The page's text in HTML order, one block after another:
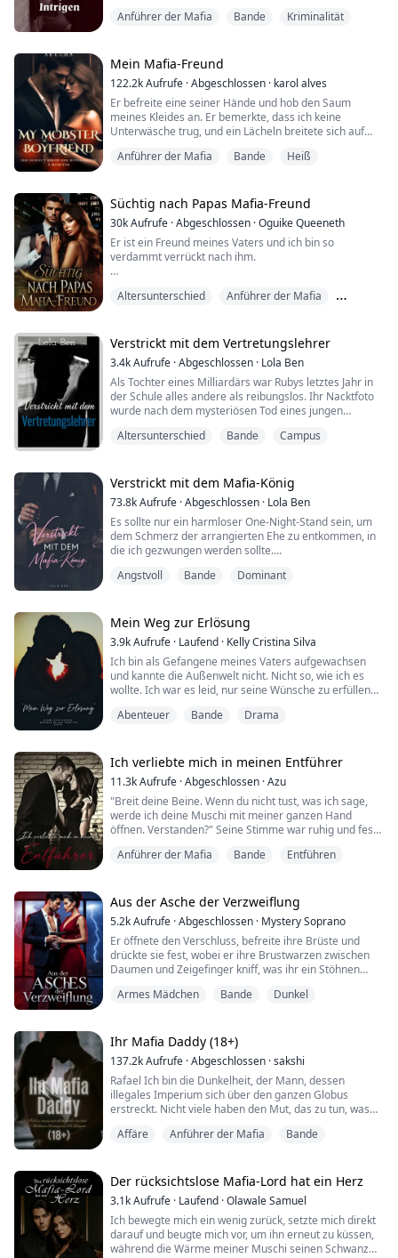
darüber haben, wie ihr Vater gestorben ist. Und auch,
Anziehungskraft zwischen den beiden. Er kann nicht
widerstehen. In dem Moment, in dem er sie will, ka...
Anführer der Mafia Bande Kriminalität
Mein Mafia-Freund
122.2kAufrufe ·Abgeschlossen · karol alves
Er befreite eine seiner Hände und hob den Saum
meines Kleides an. Er bemerkte, dass ich keine
Unterwäsche trug, und ein Lächeln breitete sich auf
"Wow, das macht es ja einfach!"
Plötzlich wurde die Tür mit einem lauten Knall auf den
Boden geschlagen, und ein großer, kräftiger Mann, der
größer als Denver war, betrat den Raum. Meine Sicht
war durch T...
Anführer der Mafia Bande Heiß
Süchtig nach Papas Mafia-Freund
30kAufrufe ·Abgeschlossen ·Oguike Queeneth
Er ist ein Freund meines Vaters und ich bin so
verdammt verrückt nach ihm.
Muschi berührt?“ fragte er und zog meinen Kopf
„Worte,“ befahl er, die Macht in seiner Stimme ließ
meine Muschi erzittern.
„Bitte, ich brauche, dass du meine Muschi mit deinem
Schwanz füllst.“ f...
Altersunterschied
Anführer der Mafia
Verstrickt mit dem Vertretungslehrer
3.4kAufrufe ·Abgeschlossen · Lola Ben
Als Tochter eines Milliardärs war Rubys letztes Jahr in
der Schule alles andere als reibungslos. Ihr Nacktfoto
wurde nach dem mysteriösen Tod eines jungen
Ruby versuchte, die Wahrheit hinter allem
Sie ahnte nicht, dass sie sich nicht nur auf eine intime
Bezi...
Altersunterschied Bande Campus
Verstrickt mit dem Mafia-König
73.8kAufrufe ·Abgeschlossen · Lola Ben
Es sollte nur ein harmloser One-Night-Stand sein, um
dem Schmerz der arrangierten Ehe zu entkommen, in
die ich gezwungen werden sollte.
Was könnte schon schiefgehen?
Moment, das ist noch nicht alles?
Der Mann, mit dem ich die eine Nacht verbracht habe
und dessen Baby ich jetzt erwarte, ist in der Mafia?
Verdammt...
Angstvoll Bande Dominant
Mein Weg zur Erlösung
3.9kAufrufe · Laufend · Kelly Cristina Silva
Ich bin als Gefangene meines Vaters aufgewachsen
und kannte die Außenwelt nicht. Nicht so, wie ich es
wollte. Ich war es leid, nur seine Wünsche zu erfüllen
mir am meisten wünsche, ist frei zu sein, zu leben und
Jordan, er war anders und auf den ersten Blick gewann
er mein Herz. Er wur...
Abenteuer Bande Drama
Ich verliebte mich in meinen Entführer
11.3kAufrufe ·Abgeschlossen ·Azu
"Breit deine Beine. Wenn du nicht tust, was ich sage,
werde ich deine Muschi mit meiner ganzen Hand
öffnen. Verstanden?" Seine Stimme war ruhig und fest.
Ich wimmerte laut, aber nickte.
will. Wirst du ein gutes Mädchen sein?" Seine Stimme
war wieder kalt.
"Ja." flüsterte ich, während ich die Zähne
zusammenbiss und es schaffte, meine Hände in...
Anführer der Mafia Bande Entführen
Aus der Asche der Verzweiflung
5.2kAufrufe ·Abgeschlossen · Mystery Soprano
Er öffnete den Verschluss, befreite ihre Brüste und
drückte sie fest, wobei er ihre Brustwarzen zwischen
Daumen und Zeigefinger kniff, was ihr ein Stöhnen
"Gefällt dir das, hm?" knurrte er spielerisch in ihr Ohr.
des überwältigenden Vergnügens, das durch ihren
Körper strömte. Er bewegte seine Li...
Armes Mädchen Bande Dunkel
Ihr Mafia Daddy (18+)
137.2kAufrufe ·Abgeschlossen ·sakshi
Rafael Ich bin die Dunkelheit, der Mann, dessen
illegales Imperium sich über den ganzen Globus
erstreckt. Nicht viele haben den Mut, das zu tun, was
ich bekomme immer, was ich will, einschließlich der
richtig halte. Sie ist die perfekte ...
Affäre Anführer der Mafia Bande
Der rücksichtslose Mafia-Lord hat ein Herz
3.1kAufrufe · Laufend ·Olawale Samuel
Ich bewegte mich ein wenig zurück, setzte mich direkt
darauf und beugte mich vor, um ihn erneut zu küssen,
während die Wärme meiner Muschi seinen Schwanz